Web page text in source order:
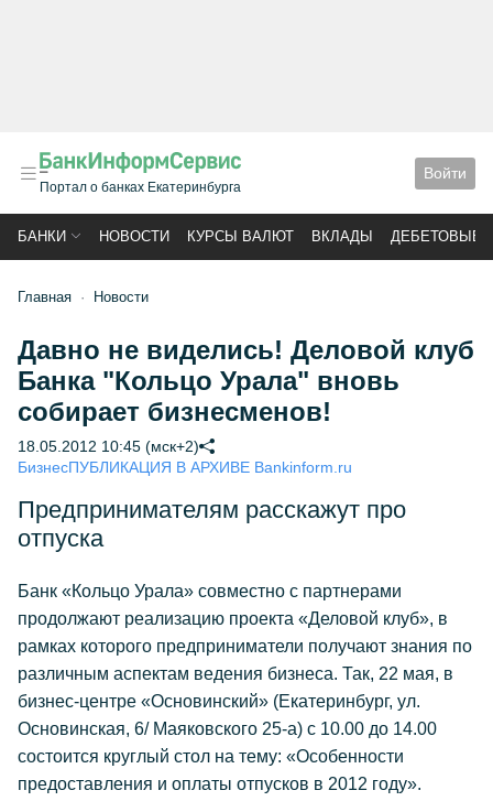
Портал о банках Екатеринбурга
Войти
БАНКИ НОВОСТИ КУРСЫ ВАЛЮТ ВКЛАДЫ ДЕБЕТОВЫЕ
Главная Новости
Давно не виделись! Деловой клуб
Банка "Кольцо Урала" вновь
собирает бизнесменов!
18.05.2012 10:45 (мск+2)
БизнесПУБЛИКАЦИЯ В АРХИВЕ Bankinform.ru
Предпринимателям расскажут про
отпуска
Банк «Кольцо Урала» совместно с партнерами
продолжают реализацию проекта «Деловой клуб», в
рамках которого предприниматели получают знания по
различным аспектам ведения бизнеса. Так, 22 мая, в
бизнес-центре «Основинский» (Екатеринбург, ул.
Основинская, 6/ Маяковского 25-а) с 10.00 до 14.00
состоится круглый стол на тему: «Особенности
предоставления и оплаты отпусков в 2012 году».